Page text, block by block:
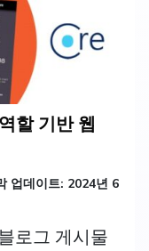
할 기반 웹
업데이트: 2024년 6
로그 게시물